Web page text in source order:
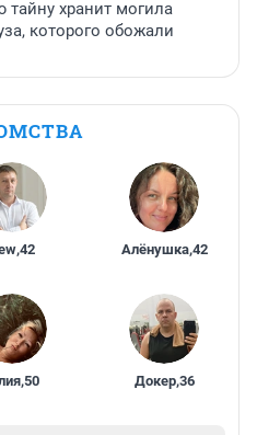
хранит могила
которого обожали
,42 Алёнушка,42
,50 Докер,36